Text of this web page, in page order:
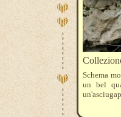
Schema
un bel